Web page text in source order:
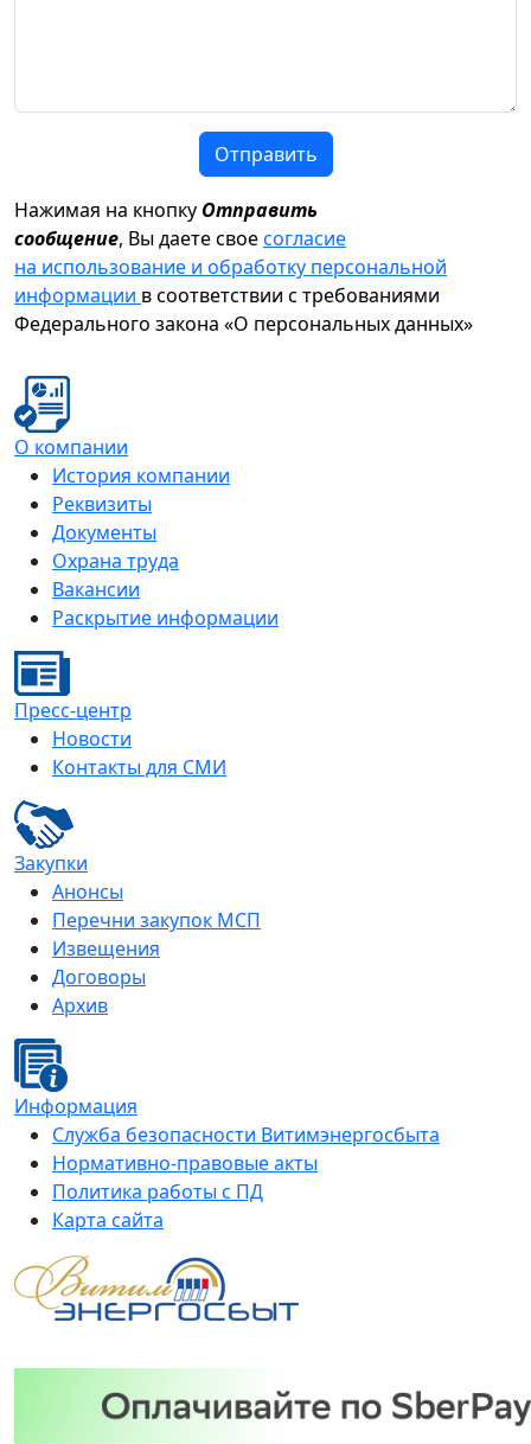
Отправить
Нажимая на кнопку Отправить
сообщение, Вы даете своесогласие
на использование и обработку персональной
информации в соответствии с требованиями
Федерального закона «О персональных данных»
О компании
История компании
Реквизиты
Документы
Охрана труда
Вакансии
Раскрытие информации
Пресс-центр
Новости
Контакты для СМИ
Закупки
Анонсы
Перечни закупок МСП
Извещения
Договоры
Архив
Информация
Служба безопасности Витимэнергосбыта
Нормативно-правовые акты
Политика работы с ПД
Карта сайта